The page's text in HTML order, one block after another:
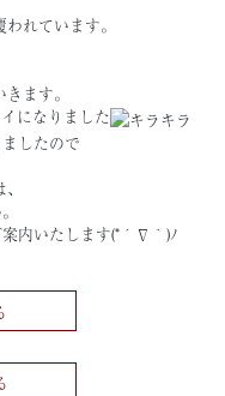
れています。
ます。
になりました
したので
案内いたします(*´∇｀)ﾉ